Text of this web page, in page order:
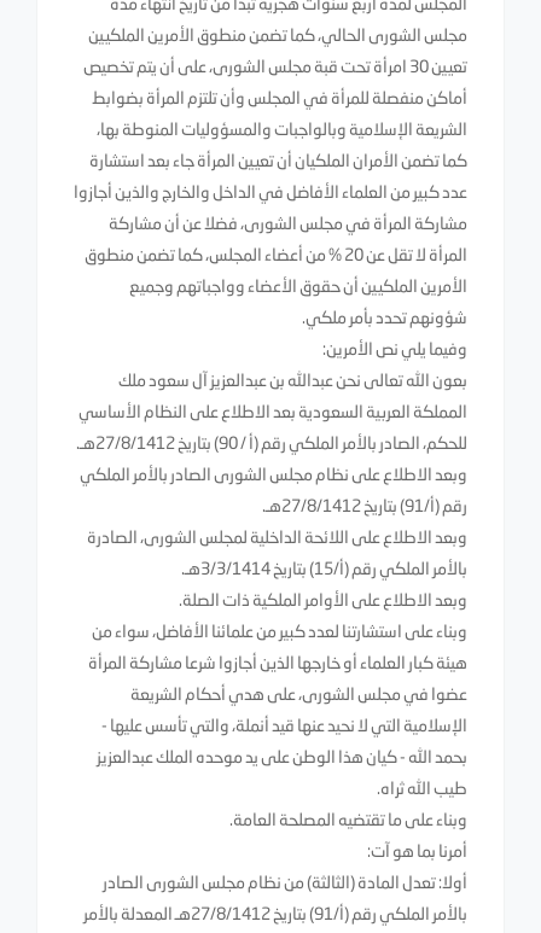
مجلس الشورى الحالي، كما تضمن منطوق الأمرين الملكيين
تعيين 30 امرأة تحت قبة مجلس الشورى، على أن يتم تخصيص
أماكن منفصلة للمرأة في المجلس وأن تلتزم المرأة بضوابط
الشريعة الإسلامية وبالواجبات والمسؤوليات المنوطة بها،
كما تضمن الأمران الملكيان أن تعيين المرأة جاء بعد استشارة
عدد كبير من العلماء الأفاضل في الداخل والخارج والذين أجازوا
مشاركة المرأة في مجلس الشورى، فضلا عن أن مشاركة
المرأة لا تقل عن 20 % من أعضاء المجلس، كما تضمن منطوق
الأمرين الملكيين أن حقوق الأعضاء وواجباتهم وجميع
شؤونهم تحدد بأمر ملكي.
وفيما يلي نص الأمرين:
بعون الله تعالى نحن عبدالله بن عبدالعزيز آل سعود ملك
المملكة العربية السعودية بعد الاطلاع على النظام الأساسي
للحكم، الصادر بالأمر الملكي رقم (أ / 90) بتاريخ 27/8/1412هـ.
وبعد الاطلاع على نظام مجلس الشورى الصادر بالأمر الملكي
رقم (أ/91) بتاريخ 27/8/1412هـ.
وبعد الاطلاع على اللائحة الداخلية لمجلس الشورى، الصادرة
بالأمر الملكي رقم (أ/15) بتاريخ 3/3/1414هـ.
وبعد الاطلاع على الأوامر الملكية ذات الصلة.
وبناء على استشارتنا لعدد كبير من علمائنا الأفاضل، سواء من
هيئة كبار العلماء أو خارجها الذين أجازوا شرعا مشاركة المرأة
عضوا في مجلس الشورى، على هدي أحكام الشريعة
الإسلامية التي لا نحيد عنها قيد أنملة، والتي تأسس عليها -
بحمد الله - كيان هذا الوطن على يد موحده الملك عبدالعزيز
طيب الله ثراه.
وبناء على ما تقتضيه المصلحة العامة.
أمرنا بما هو آت:
أولا: تعدل المادة (الثالثة) من نظام مجلس الشورى الصادر
بالأمر الملكي رقم (أ/91) بتاريخ 27/8/1412هـ المعدلة بالأمر